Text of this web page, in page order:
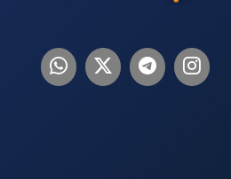
اینستاگرام
تلگرام توییترلینکدین